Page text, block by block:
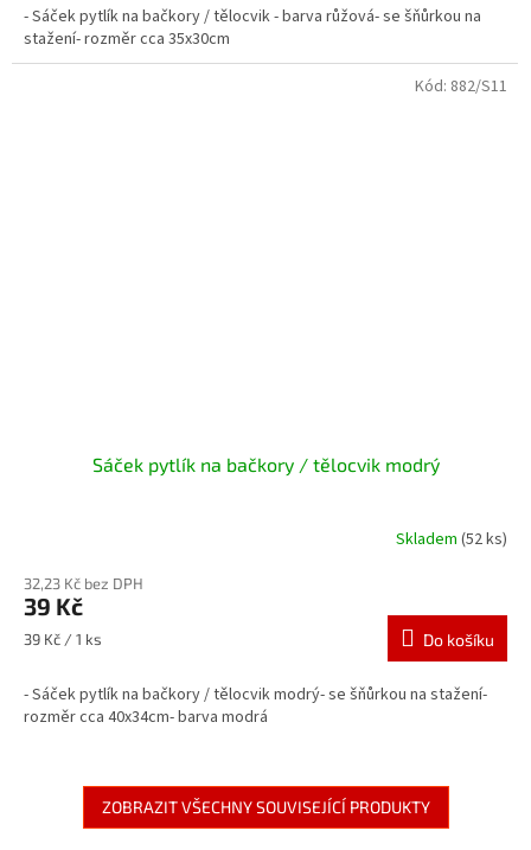
- Sáček pytlík na bačkory / tělocvik - barva růžová- se šňůrkou na
stažení- rozměr cca 35x30cm
Sáček pytlík na bačkory / tělocvik modrý
Skladem (52 ks)
32,23 Kč bez DPH
39 Kč
Měrná
39 Kč / 1 ks Do košíku
- Sáček pytlík na bačkory / tělocvik modrý- se šňůrkou na stažení-
rozměr cca 40x34cm- barva modrá
Kód: 882/S11
ZOBRAZIT VŠECHNY SOUVISEJÍCÍ PRODUKTY